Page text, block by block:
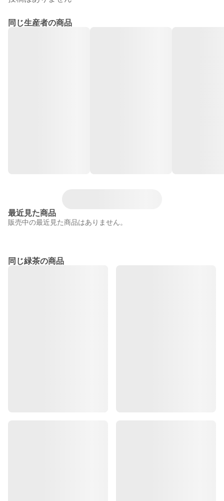
同じ生産者の商品
最近見た商品
販売中の最近見た商品はありません。
同じ緑茶の商品